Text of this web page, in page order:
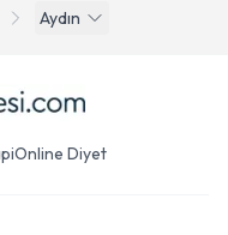
Aydın
Online Diyet